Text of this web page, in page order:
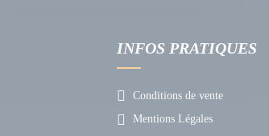
INFOS PRATIQUES
Conditions de vente
Mentions Légales